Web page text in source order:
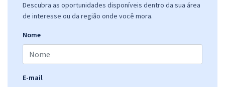
Descubra as oportunidades disponíveis dentro da sua área
de interesse ou da região onde você mora.
Nome
E-mail